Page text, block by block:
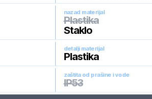
nazad materijal
Plastika
Staklo
detalji materijal
Plastika
zaštita od prašine i vode
IP53